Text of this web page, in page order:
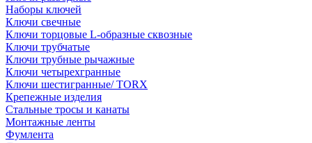
Наборы ключей
Ключи свечные
Ключи торцовые L-образные сквозные
Ключи трубчатые
Ключи трубные рычажные
Ключи четырехгранные
Ключи шестигранные/ TORX
Крепежные изделия
Стальные тросы и канаты
Монтажные ленты
Фумлента